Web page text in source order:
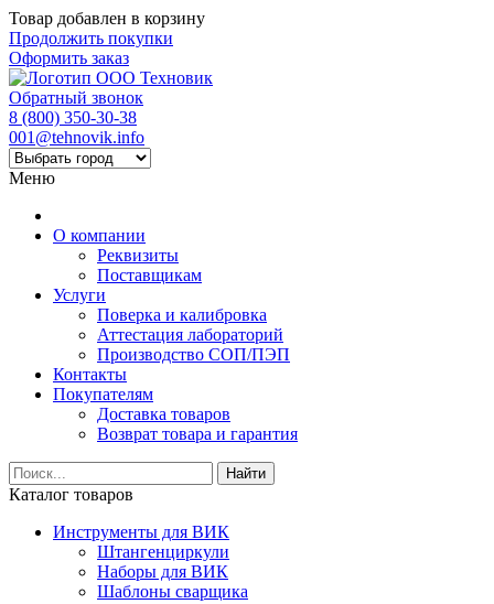
Товар добавлен в корзину
Продолжить покупки
Оформить заказ
Обратный звонок
8 (800) 350-30-38
001@tehnovik.info
Меню
О компании
Реквизиты
Поставщикам
Услуги
Поверка и калибровка
Аттестация лабораторий
Производство СОП/ПЭП
Контакты
Покупателям
Доставка товаров
Возврат товара и гарантия
Найти
Каталог товаров
Инструменты для ВИК
Штангенциркули
Наборы для ВИК
Шаблоны сварщика